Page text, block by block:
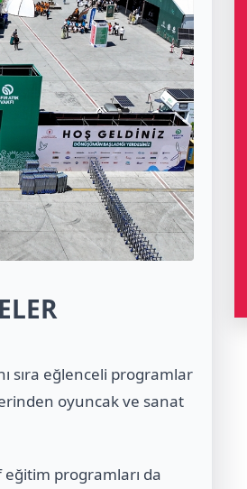
sıra eğlenceli programlar
oyuncak ve sanat
eğitim programları da